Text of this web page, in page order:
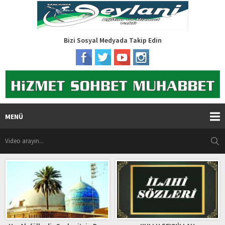
Bizi Sosyal Medyada Takip Edin
MENÜ